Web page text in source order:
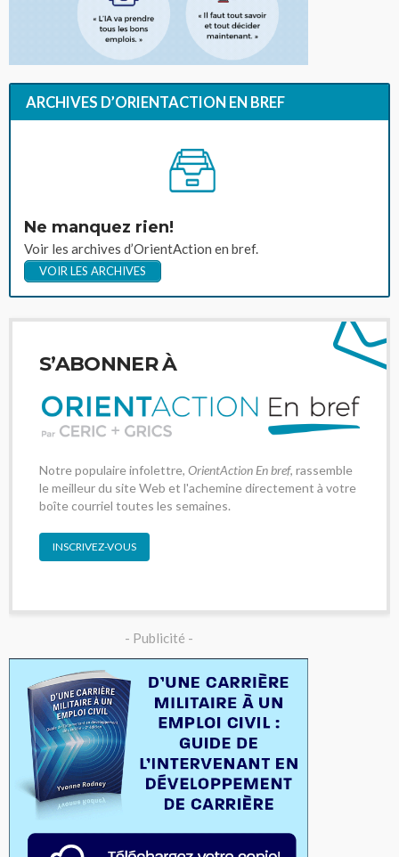
ARCHIVES D’ORIENTACTION EN BREF
Ne manquez rien!
Voir les archives d’OrientAction en bref.
VOIR LES ARCHIVES
S’ABONNER À
Notre populaire infolettre, OrientAction En bref, rassemble
le meilleur du site Web et l'achemine directement à votre
boîte courriel toutes les semaines.
INSCRIVEZ-VOUS
- Publicité -